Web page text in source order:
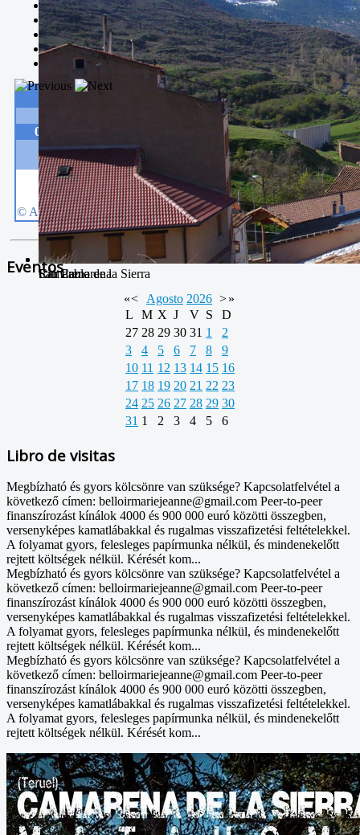
Río Camarena
San Pablo
Camarena de la Sierra
Solidaria carrera - 7 TÉRMINOS XTREM
Temporal de Febrero
Nevada Enero 2018
La estación de esquí de Javalambre abrirán este sábado
Larga vida a las escuelas
Eventos
«< Agosto 2026 >»
L
M X J V S
D
27 28 29 30 31 1
2
3
4 5 6 7 8
9
10 11 12 13 14 15 16
17 18 19 20 21 22 23
24 25 26 27 28 29 30
31 1 2 3 4 5 6
Libro de visitas
Megbízható és gyors kölcsönre van szüksége? Kapcsolatfelvétel a
következő címen: belloirmariejeanne@gmail.com Peer-to-peer
finanszírozást kínálok 4000 és 900 000 euró közötti összegben,
versenyképes kamatlábakkal és rugalmas visszafizetési feltételekkel.
A folyamat gyors, felesleges papírmunka nélkül, és mindenekelőtt
rejtett költségek nélkül. Kérését kom...
Megbízható és gyors kölcsönre van szüksége? Kapcsolatfelvétel a
következő címen: belloirmariejeanne@gmail.com Peer-to-peer
finanszírozást kínálok 4000 és 900 000 euró közötti összegben,
versenyképes kamatlábakkal és rugalmas visszafizetési feltételekkel.
A folyamat gyors, felesleges papírmunka nélkül, és mindenekelőtt
rejtett költségek nélkül. Kérését kom...
Megbízható és gyors kölcsönre van szüksége? Kapcsolatfelvétel a
következő címen: belloirmariejeanne@gmail.com Peer-to-peer
finanszírozást kínálok 4000 és 900 000 euró közötti összegben,
versenyképes kamatlábakkal és rugalmas visszafizetési feltételekkel.
A folyamat gyors, felesleges papírmunka nélkül, és mindenekelőtt
rejtett költségek nélkül. Kérését kom...